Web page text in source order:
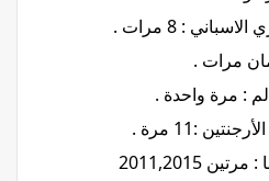
: 8 مرات .
مرات .
: مرة واحدة .
:11 مرة .
2011,2015